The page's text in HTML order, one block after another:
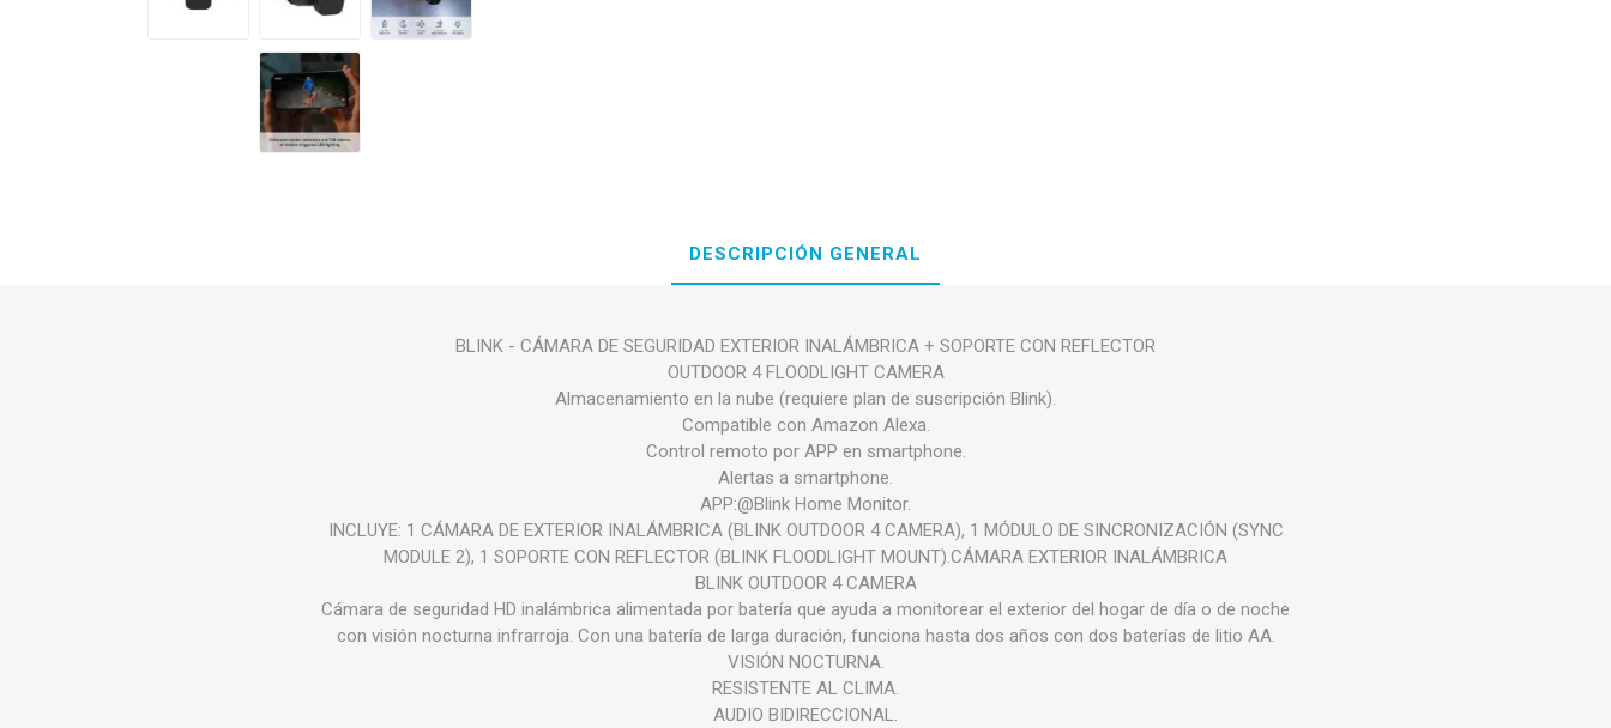
DESCRIPCIÓN GENERAL
BLINK - CÁMARA DE SEGURIDAD EXTERIOR INALÁMBRICA + SOPORTE CON REFLECTOR
OUTDOOR 4 FLOODLIGHT CAMERA
Almacenamiento en la nube (requiere plan de suscripción Blink).
Compatible con Amazon Alexa.
Control remoto por APP en smartphone.
Alertas a smartphone.
APP:@Blink Home Monitor.
INCLUYE: 1 CÁMARA DE EXTERIOR INALÁMBRICA (BLINK OUTDOOR 4 CAMERA), 1 MÓDULO DE SINCRONIZACIÓN (SYNC
MODULE 2), 1 SOPORTE CON REFLECTOR (BLINK FLOODLIGHT MOUNT).CÁMARA EXTERIOR INALÁMBRICA
BLINK OUTDOOR 4 CAMERA
Cámara de seguridad HD inalámbrica alimentada por batería que ayuda a monitorear el exterior del hogar de día o de noche
con visión nocturna infrarroja. Con una batería de larga duración, funciona hasta dos años con dos baterías de litio AA.
VISIÓN NOCTURNA.
RESISTENTE AL CLIMA.
AUDIO BIDIRECCIONAL.